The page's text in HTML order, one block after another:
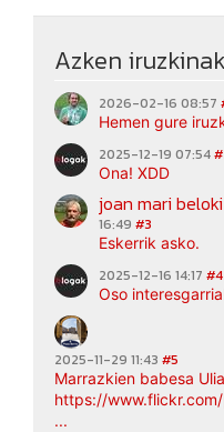
Azken iruzkinak
2026-02-16 08:57
Hemen gure
2025-12-19 07:54
Ona! XDD
joan mari
16:49 #3
Eskerrik asko.
2025-12-16 14:17 #4
Oso
2025-11-29 11:43 #5
Marrazkien babesa
https://
...